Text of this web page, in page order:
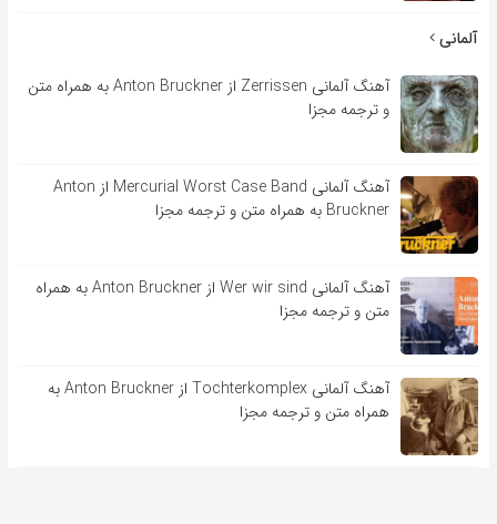
آلمانی
آهنگ آلمانی Zerrissen از Anton Bruckner به همراه متن
و ترجمه مجزا
آهنگ آلمانی Mercurial Worst Case Band از Anton
Bruckner به همراه متن و ترجمه مجزا
آهنگ آلمانی Wer wir sind از Anton Bruckner به همراه
متن و ترجمه مجزا
آهنگ آلمانی Tochterkomplex از Anton Bruckner به
همراه متن و ترجمه مجزا